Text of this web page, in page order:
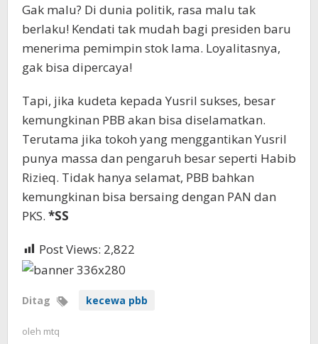
Gak malu? Di dunia politik, rasa malu tak
berlaku! Kendati tak mudah bagi presiden baru
menerima pemimpin stok lama. Loyalitasnya,
gak bisa dipercaya!
Tapi, jika kudeta kepada Yusril sukses, besar
kemungkinan PBB akan bisa diselamatkan.
Terutama jika tokoh yang menggantikan Yusril
punya massa dan pengaruh besar seperti Habib
Rizieq. Tidak hanya selamat, PBB bahkan
kemungkinan bisa bersaing dengan PAN dan
PKS. *SS
Post Views: 2,822
Ditag kecewa pbb
oleh mtq